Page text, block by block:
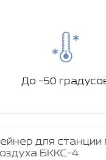
До -50
для станции
БККС-4